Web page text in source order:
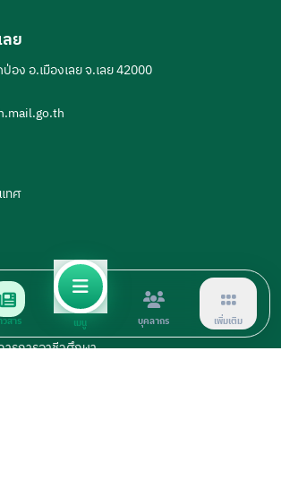
วสาร เมนู บุคลากร เพิ่มเติม
ย
ง อ.เมืองเลย จ.เลย 42000
ทศ
รการอาชีวศึกษา